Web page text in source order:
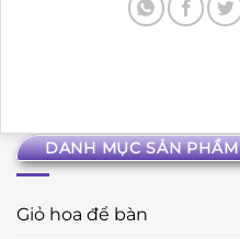
DANH MỤC SẢN PHẨM
Giỏ hoa để bàn